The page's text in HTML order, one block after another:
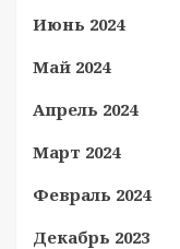
Июнь 2024
Май 2024
Апрель 2024
Март 2024
Февраль 2024
Декабрь 2023